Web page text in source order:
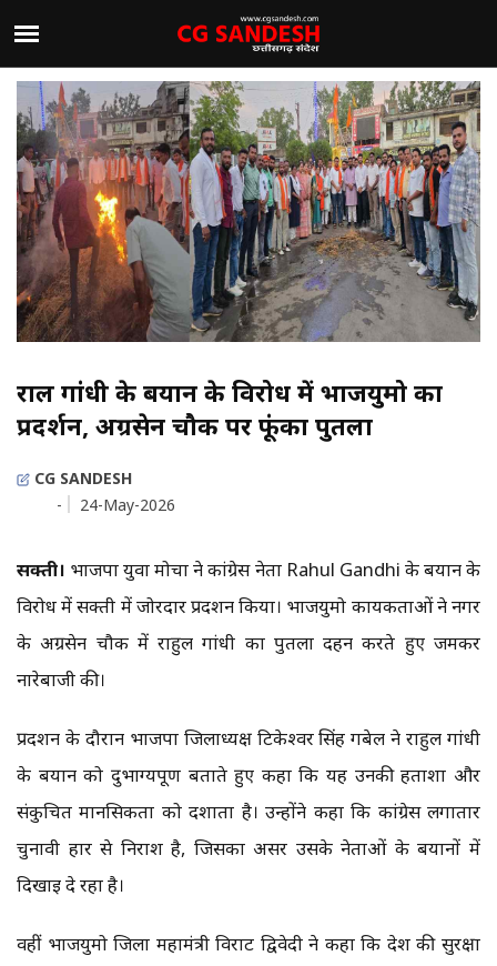
राहुल गांधी के बयान के विरोध में भाजयुमो का
प्रदर्शन, अग्रसेन चौक पर फूंका पुतला
CG SANDESH
-
24-May-2026
सक्ती। भाजपा युवा मोर्चा ने कांग्रेस नेता Rahul Gandhi के बयान के
विरोध में सक्ती में जोरदार प्रदर्शन किया। भाजयुमो कार्यकर्ताओं ने नगर
के अग्रसेन चौक में राहुल गांधी का पुतला दहन करते हुए जमकर
नारेबाजी की।
प्रदर्शन के दौरान भाजपा जिलाध्यक्ष टिकेश्वर सिंह गबेल ने राहुल गांधी
के बयान को दुर्भाग्यपूर्ण बताते हुए कहा कि यह उनकी हताशा और
संकुचित मानसिकता को दर्शाता है। उन्होंने कहा कि कांग्रेस लगातार
चुनावी हार से निराश है, जिसका असर उसके नेताओं के बयानों में
दिखाई दे रहा है।
वहीं भाजयुमो जिला महामंत्री विराट द्विवेदी ने कहा कि देश की सुरक्षा